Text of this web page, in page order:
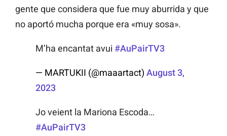
gente que considera que fue muy aburrida y que
no aportó mucha porque era «muy sosa».
M’ha encantat avui #AuPairTV3
— MARTUKII (@maaartact) August 3,
2023
Jo veient la Mariona Escoda…
#AuPairTV3